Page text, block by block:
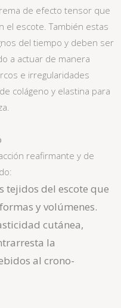
de efecto tensor que
el escote. También estas
del tiempo y deben ser
a actuar de manera
e irregularidades
colágeno y elastina para
reafirmante y de
tejidos del escote que
y volúmenes.
cutánea,
la
al crono-